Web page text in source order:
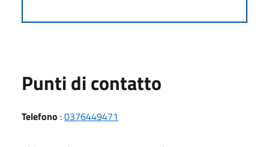
Punti di contatto
Telefono :0376449471